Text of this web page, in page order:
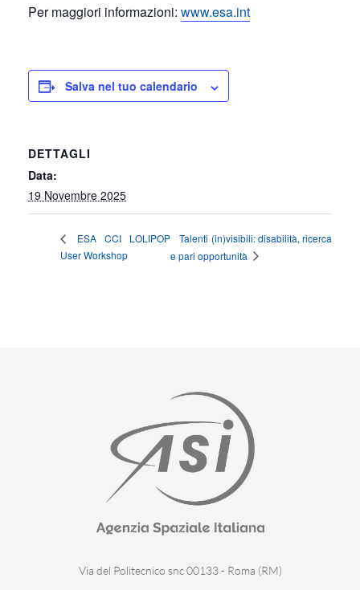
Per maggiori informazioni: www.esa.int
Salva nel tuo calendario
DETTAGLI
Data:
19 Novembre 2025
ESA CCI LOLIPOP
User Workshop
Talenti (in)visibili: disabilità, ricerca
e pari opportunità
Via del Politecnico snc 00133 - Roma (RM)